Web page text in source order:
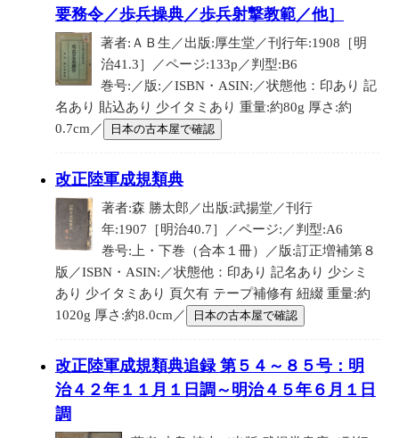
要務令／歩兵操典／歩兵射撃教範／他］
著者:ＡＢ生／出版:厚生堂／刊行年:1908［明
治41.3］／ページ:133p／判型:B6
巻号:／版:／ISBN・ASIN:／状態他：印あり 記
名あり 貼込あり 少イタミあり 重量:約80g 厚さ:約
0.7cm／
日本の古本屋で確認
改正陸軍成規類典
著者:森 勝太郎／出版:武揚堂／刊行
年:1907［明治40.7］／ページ:／判型:A6
巻号:上・下巻（合本１冊）／版:訂正増補第８
版／ISBN・ASIN:／状態他：印あり 記名あり 少シミ
あり 少イタミあり 頁欠有 テープ補修有 紐綴 重量:約
1020g 厚さ:約8.0cm／
日本の古本屋で確認
改正陸軍成規類典追録 第５４～８５号：明
治４２年１１月１日調～明治４５年６月１日
調